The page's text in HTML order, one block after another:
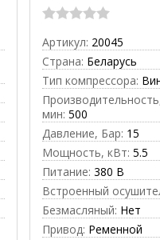
Артикул: 20045
Страна: Беларусь
Тип компрессора:
мин: 500
Давление, Бар: 15
Мощность, кВт: 5.5
Питание: 380 В
Встроенный
Безмасляный: Нет
Привод: Ременной